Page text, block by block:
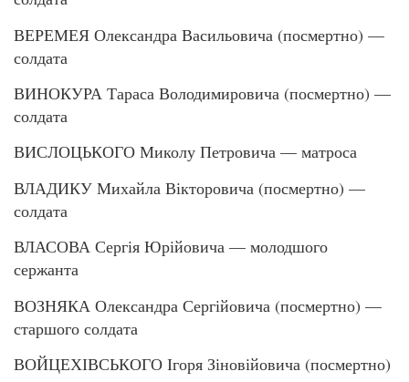
ВЕРЕМЕЯ Олександра Васильовича (посмертно) —
солдата
ВИНОКУРА Тараса Володимировича (посмертно) —
солдата
ВИСЛОЦЬКОГО Миколу Петровича — матроса
ВЛАДИКУ Михайла Вікторовича (посмертно) —
солдата
ВЛАСОВА Сергія Юрійовича — молодшого
сержанта
ВОЗНЯКА Олександра Сергійовича (посмертно) —
старшого солдата
ВОЙЦЕХІВСЬКОГО Ігоря Зіновійовича (посмертно)